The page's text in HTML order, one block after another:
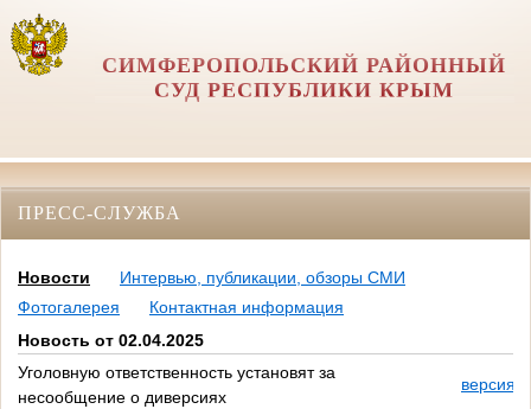
СИМФЕРОПОЛЬСКИЙ РАЙОННЫЙ
СУД РЕСПУБЛИКИ КРЫМ
ПРЕСС-СЛУЖБА
Новости
Интервью, публикации, обзоры СМИ
Фотогалерея
Контактная информация
Новость от 02.04.2025
Уголовную ответственность установят за
несообщение о диверсиях
версия